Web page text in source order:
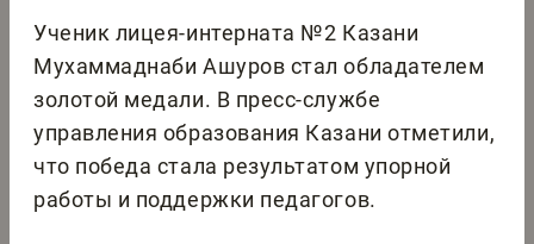
Ученик лицея-интерната №2 Казани
Мухаммаднаби Ашуров стал обладателем
золотой медали. В пресс-службе
управления образования Казани отметили,
что победа стала результатом упорной
работы и поддержки педагогов.